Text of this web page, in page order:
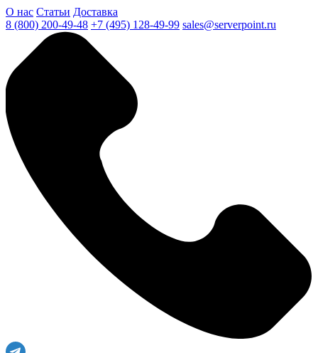
О нас Статьи Доставка
8 (800) 200-49-48 +7 (495) 128-49-99 sales@serverpoint.ru